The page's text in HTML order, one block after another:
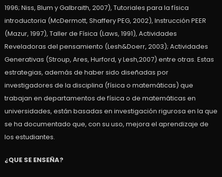
1996; Niss, Blum y Galbraith, 2007), Tutoriales para la física
introductoria (McDermott, Shaffery PEG, 2002), Instrucción PEER
(Mazur, 1997), Taller de Física (Laws, 1991), Actividades
Reveladoras del pensamiento (Lesh&Doerr, 2003); Actividades
Generativas (Stroup, Ares, Hurford, y Lesh,2007) entre otras. Estas
estrategias, además de haber sido diseñadas por
investigadores de la disciplina (física o matemáticas) que
trabajan en departamentos de física o de matemáticas en
universidades, están basadas en investigación rigurosa en la que
se ha documentado que, con su uso, mejora el aprendizaje de
los estudiantes.
¿QUE SE ENSEÑA?